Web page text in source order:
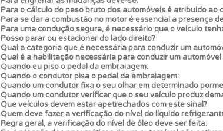
Para o cálculo do peso bruto dos automóveis é atribuído ao
Para se dar a combustão no motor é essencial a presença
Para uma condução segura, é necessário que o veículo
Posso parar ou estacionar do lado direito?
Qual a categoria que é necessária para conduzir um
Qual é a habilitação necessária para conduzir um
Quando eu piso o pedal da embraiagem:
Quando o condutor pisa o pedal da embraiagem:
Quando um condutor fixa o seu olhar em determinado
Quando um condutor verificar que o seu veículo produz
Que veículos devem estar apetrechados com este sinal?
Quem deve fazer a verificação do nível do líquido
Regra geral, a verificação do nível de óleo deve ser feita: